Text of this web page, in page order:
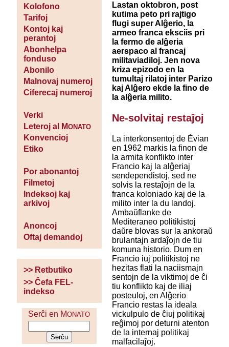
Kolofono
Tarifoj
Kontoj kaj
perantoj
Abonhelpa
fonduso
Abonilo
Malnovaj numeroj
Ciferecaj numeroj
Verki
Leteroj al MONATO
Konvencioj
Etiko
Por abonantoj
Filmetoj
Indeksoj kaj
arkivoj
Anoncoj
Oftaj demandoj
>> Retbutiko
>> Ĉefa FEL-
indekso
Serĉi en MONATO
Lastan oktobron, post
kutima peto pri rajtigo
flugi super Alĝerio, la
armeo franca eksciis pri
la fermo de alĝeria
aerspaco al francaj
militaviadiloj. Jen nova
kriza epizodo en la
tumultaj rilatoj inter Parizo
kaj Alĝero ekde la fino de
la alĝeria milito.
Ne-solvitaj restaĵoj
La interkonsentoj de Évian
en 1962 markis la finon de
la armita konflikto inter
Francio kaj la alĝeriaj
sendependistoj, sed ne
solvis la restaĵojn de la
franca koloniado kaj de la
milito inter la du landoj.
Ambaŭflanke de
Mediteraneo politikistoj
daŭre blovas sur la ankoraŭ
brulantajn ardaĵojn de tiu
komuna historio. Dum en
Francio iuj politikistoj ne
hezitas flati la naciismajn
sentojn de la viktimoj de ĉi
tiu konflikto kaj de iliaj
posteuloj, en Alĝerio
Francio restas la ideala
vickulpulo de ĉiuj politikaj
reĝimoj por deturni atenton
de la internaj politikaj
malfacilaĵoj.